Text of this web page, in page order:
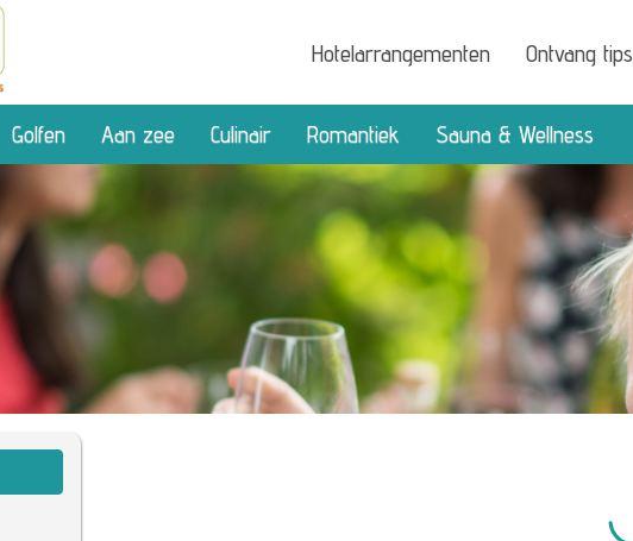
Hotelarrangementen Ontvang tips
Golfen Aan zee Culinair Romantiek Sauna & Wellness